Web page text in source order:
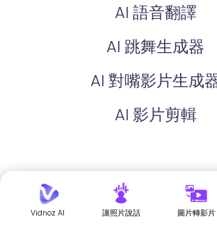
AI 語音翻譯
AI 跳舞生成器
AI 對嘴影片生成
AI 影片剪輯
AI 圖片生成影片
Vidnoz AI 讓照片說話 圖片轉影片